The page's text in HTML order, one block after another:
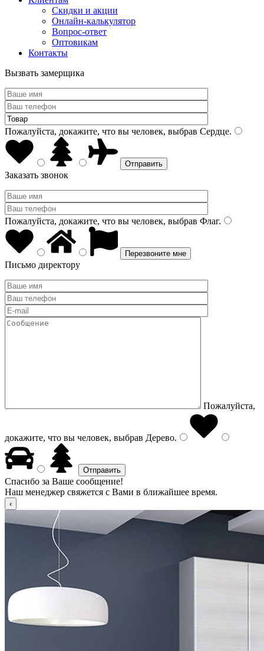
Скидки и акции
Онлайн-калькулятор
Вопрос-ответ
Оптовикам
Контакты
Вызвать замерщика
Пожалуйста, докажите, что вы человек, выбрав Сердце.
Заказать звонок
Пожалуйста, докажите, что вы человек, выбрав Флаг.
Письмо директору
Пожалуйста,
докажите, что вы человек, выбрав Дерево.
Спасибо за Ваше сообщение!
Наш менеджер свяжется с Вами в ближайшее время.